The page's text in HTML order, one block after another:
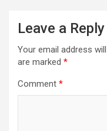
Leave a Reply
Your email address
are marked *
Comment *